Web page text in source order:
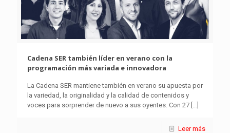
Cadena SER también líder en verano con la
programación más variada e innovadora
La Cadena SER mantiene también en verano su apuesta por
la variedad, la originalidad y la calidad de contenidos y
voces para sorprender de nuevo a sus oyentes. Con 27
Leer más